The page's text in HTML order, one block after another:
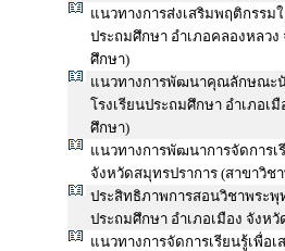
แนวทางการส่งเสริมพฤติกรรม
ประถมศึกษา อำเภอคลองหลว
ศึกษา)
แนวทางการพัฒนาคุณลักษณะนั
โรงเรียนประถมศึกษา อำเภอเ
ศึกษา)
แนวทางการพัฒนาการจัดการเ
จังหวัดสมุทรปราการ (สาขาวิช
ประสิทธิภาพการสอนวิชาพระพุ
ประถมศึกษา อำเภอเมือง จังห
แนวทางการจัดการเรียนรู้เพื่อ